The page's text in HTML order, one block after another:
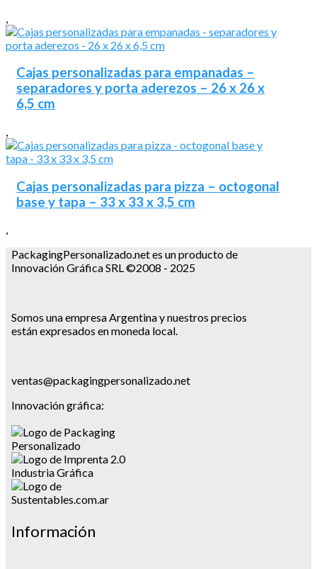
Cajas personalizadas para empanadas –
separadores y porta aderezos – 26 x 26 x
6,5 cm
,
Cajas personalizadas para pizza – octogonal
base y tapa – 33 x 33 x 3,5 cm
,
PackagingPersonalizado.net es un producto de
Innovación Gráfica SRL ©2008 - 2025
Somos una empresa Argentina y nuestros precios
están expresados en moneda local.
ventas@packagingpersonalizado.net
Innovación gráfica:
Información